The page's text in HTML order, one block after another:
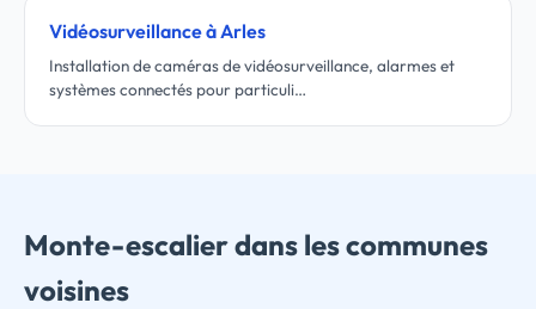
Vidéosurveillance à Arles
Installation de caméras de vidéosurveillance, alarmes et
systèmes connectés pour particuli…
Monte-escalier dans les communes
voisines